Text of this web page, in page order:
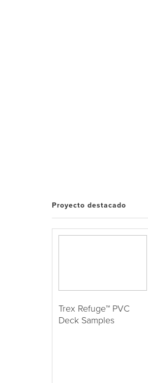
Proyecto destacado
Trex Refuge™ PVC
Deck Samples